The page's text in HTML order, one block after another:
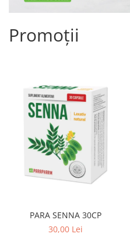
Promoții
PARA SENNA 30CP
30,00 Lei